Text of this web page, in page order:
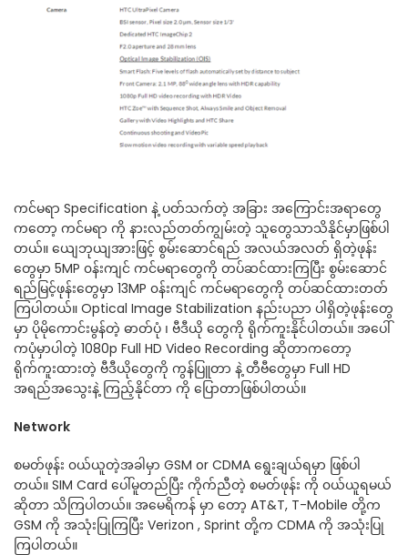
ကင်မရာ Specification နဲ့ ပတ်သက်တဲ့ အခြား အကြောင်းအရာတွေ
ကတော့ ကင်မရာ ကို နားလည်တတ်ကျွမ်းတဲ့ သူတွေသာသိနိုင်မှာဖြစ်ပါ
တယ်။ ယျေဘုယျအားဖြင့် စွမ်းဆောင်ရည် အလယ်အလတ် ရှိတဲ့ဖုန်း
တွေမှာ 5MP ၀န်းကျင် ကင်မရာတွေကို တပ်ဆင်ထားကြပြီး စွမ်းဆောင်
ရည်မြင့်ဖုန်းတွေမှာ 13MP ၀န်းကျင် ကင်မရာတွေကို တပ်ဆင်ထားတတ်
ကြပါတယ်။ Optical Image Stabilization နည်းပညာ ပါရှိတဲ့ဖုန်းတွေ
မှာ ပိုမိုကောင်းမွန်တဲ့ ဓာတ်ပုံ ၊ ဗီဒီယို တွေကို ရိုက်ကူးနိုင်ပါတယ်။ အပေါ်
ကပုံမှာပါတဲ့ 1080p Full HD Video Recording ဆိုတာကတော့
ရိုက်ကူးထားတဲ့ ဗီဒီယိုတွေကို ကွန်ပြူတာ နဲ့ တီဗီတွေမှာ Full HD
အရည်အသွေးနဲ့ ကြည့်နိုင်တာ ကို ပြောတာဖြစ်ပါတယ်။
Network
စမတ်ဖုန်း ၀ယ်ယူတဲ့အခါမှာ GSM or CDMA ရွေးချယ်ရမှာ ဖြစ်ပါ
တယ်။ SIM Card ပေါ်မူတည်ပြီး ကိုက်ညီတဲ့ စမတ်ဖုန်း ကို ၀ယ်ယူရမယ်
ဆိုတာ သိကြပါတယ်။ အမေရိကန် မှာ တော့ AT&T, T-Mobile တို့က
GSM ကို အသုံးပြုကြပြီး Verizon , Sprint တို့က CDMA ကို အသုံးပြု
ကြပါတယ်။